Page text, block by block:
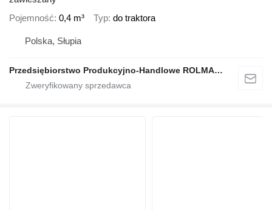
Pojemność 0,4 m³ Typ do traktora
Polska, Słupia
Przedsiębiorstwo Produkcyjno-Handlowe ROLMAPOL Marcin Dziekan